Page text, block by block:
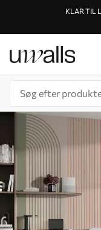
KLAR TIL